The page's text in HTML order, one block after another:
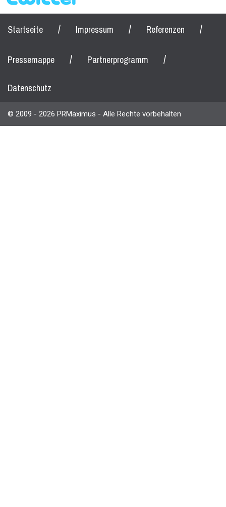
Startseite / Impressum / Referenzen /
Pressemappe / Partnerprogramm /
Datenschutz
© 2009 - 2026 PRMaximus - Alle Rechte vorbehalten